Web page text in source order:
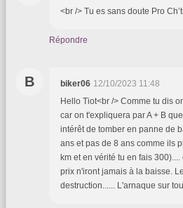
<br /> Tu es sans doute Pro
Répondre
B biker06 12/10/2023 11:48
Hello Tiot<br /> Comme tu dis
car on t'expliquera par A + B
intérêt de tomber en panne de
ans et pas de 8 ans comme ils
km et en vérité tu en fais
prix n'iront jamais à la baisse.
destruction...... L'arnaque sur